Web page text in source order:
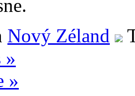
Nový Zéland
»
»